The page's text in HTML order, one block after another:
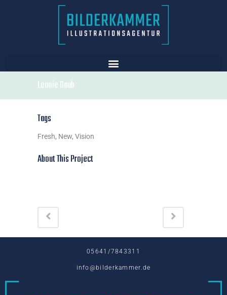
Leonie Daub
Tags
Fresh, New, Vision
About This Project
05641/7843311
info@bilderkammer.de